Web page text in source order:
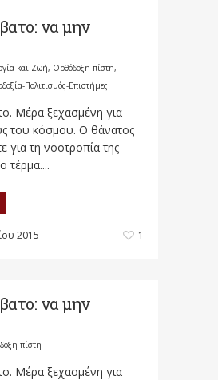
να μην
και Ζωή, Ορθόδοξη πίστη,
Πολιτισμός-Επιστήμες
Μέρα ξεχασμένη για
του κόσμου. Ο θάνατος
για τη νοοτροπία της
τέρμα....
2015 1
να μην
πίστη
Μέρα ξεχασμένη για